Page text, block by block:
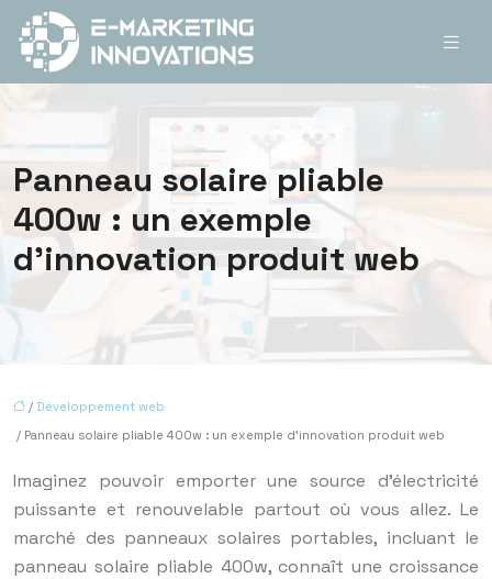
Panneau solaire pliable
400w : un exemple
d’innovation produit web
/ Développement web
/ Panneau solaire pliable 400w : un exemple d’innovation produit web
Imaginez pouvoir emporter une source d’électricité
puissante et renouvelable partout où vous allez. Le
marché des panneaux solaires portables, incluant le
panneau solaire pliable 400w, connaît une croissance